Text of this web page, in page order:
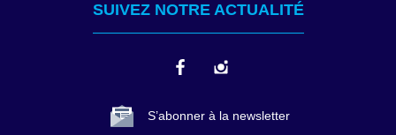
SUIVEZ NOTRE ACTUALITÉ
S’abonner à la newsletter